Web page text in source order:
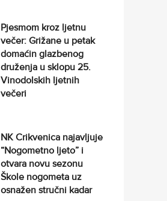
Pjesmom kroz ljetnu
večer: Grižane u petak
domaćin glazbenog
druženja u sklopu 25.
Vinodolskih ljetnih
večeri
NK Crikvenica najavljuje
“Nogometno ljeto” i
otvara novu sezonu
Škole nogometa uz
osnažen stručni kadar